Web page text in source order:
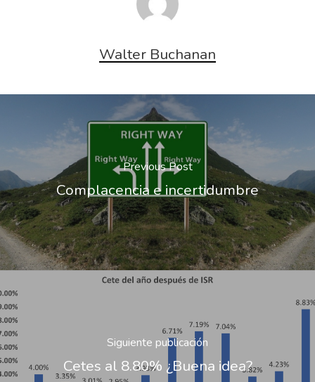
Walter Buchanan
Previous Post
Complacencia e incertidumbre
Siguiente publicación
Cetes al 8.80% ¿Buena idea?